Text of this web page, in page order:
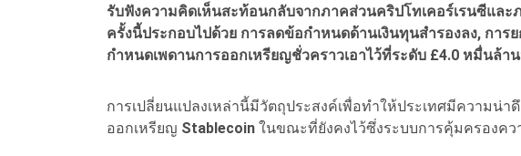
รับฟังความคิดเห็นสะท้อนกลับจากภาคส่วนคริปโทเคอร์เรนซีและ
ครั้งนี้ประกอบไปด้วย การลดข้อกำหนดด้านเงินทุนสำรองลง, การ
กำหนดเพดานการออกเหรียญชั่วคราวเอาไว้ที่ระดับ £4.0 หมื่นล้า
การเปลี่ยนแปลงเหล่านี้มีวัตถุประสงค์เพื่อทำให้ประเทศมีความน่
ออกเหรียญ Stablecoin ในขณะที่ยังคงไว้ซึ่งระบบการคุ้มครองคว